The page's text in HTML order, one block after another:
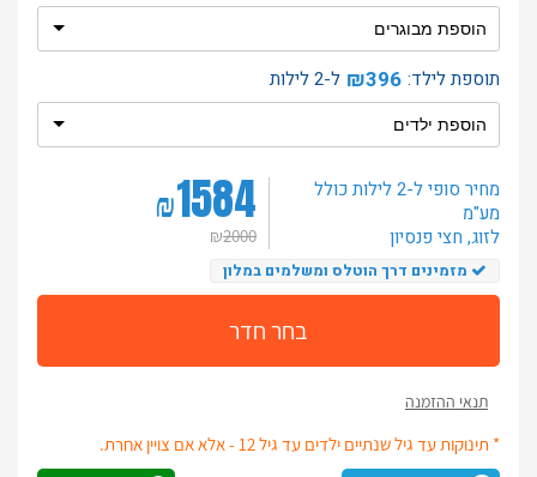
תוספת לילד: ₪396 ל-2 לילות
₪1584
₪2000
מחיר סופי ל-2 לילות
כולל
מע"מ
לזוג, חצי פנסיון
מזמינים דרך הוטלס ומשלמים במלון
בחר חדר
תנאי ההזמנה
* תינוקות עד גיל שנתיים ילדים עד גיל 12 - אלא אם צויין אחרת.